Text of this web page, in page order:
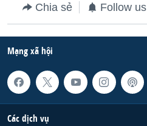
Chia sẻ Follow us
Mạng xã hội
Các dịch vụ